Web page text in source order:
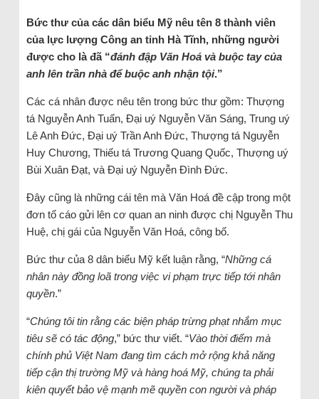
Bức thư của các dân biểu Mỹ nêu tên 8 thành viên
của lực lượng Công an tỉnh Hà Tĩnh, những người
được cho là đã “đánh đập Văn Hoá và buộc tay của
anh lên trần nhà để buộc anh nhận tội.”
Các cá nhân được nêu tên trong bức thư gồm: Thượng
tá Nguyễn Anh Tuấn, Đại uý Nguyễn Văn Sáng, Trung uý
Lê Anh Đức, Đại uý Trần Anh Đức, Thượng tá Nguyễn
Huy Chương, Thiếu tá Trương Quang Quốc, Thượng uý
Bùi Xuân Đạt, và Đại uý Nguyễn Đình Đức.
Đây cũng là những cái tên mà Văn Hoá đề cập trong một
đơn tố cáo gửi lên cơ quan an ninh được chị Nguyễn Thu
Huệ, chị gái của Nguyễn Văn Hoá, công bố.
Bức thư của 8 dân biểu Mỹ kết luận rằng, “Những cá
nhân này đồng loã trong việc vi phạm trực tiếp tới nhân
quyền.”
“Chúng tôi tin rằng các biện pháp trừng phạt nhắm mục
tiêu sẽ có tác động,” bức thư viết. “Vào thời điểm mà
chính phủ Việt Nam đang tìm cách mở rộng khả năng
tiếp cận thị trường Mỹ và hàng hoá Mỹ, chúng ta phải
kiên quyết bảo vệ mạnh mẽ quyền con người và pháp